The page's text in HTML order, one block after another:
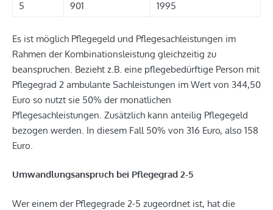
5
901 1995
Es ist möglich Pflegegeld und Pflegesachleistungen im
Rahmen der Kombinationsleistung gleichzeitig zu
beanspruchen. Bezieht z.B. eine pflegebedürftige Person mit
Pflegegrad 2 ambulante Sachleistungen im Wert von 344,50
Euro so nutzt sie 50% der monatlichen
Pflegesachleistungen. Zusätzlich kann anteilig Pflegegeld
bezogen werden. In diesem Fall 50% von 316 Euro, also 158
Euro.
Umwandlungsanspruch bei Pflegegrad 2-5
Wer einem der Pflegegrade 2-5 zugeordnet ist, hat die